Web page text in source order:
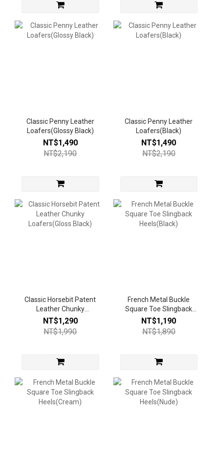
Classic Penny Leather
Loafers(Glossy Black)
NT$1,490
NT$2,190
Classic Penny Leather
Loafers(Black)
NT$1,490
NT$2,190
Classic Horsebit Patent
Leather Chunky
Loafers(Gloss Black)
NT$1,290
NT$1,990
French Metal Buckle
Square Toe Slingback
Heels(Black)
NT$1,190
NT$1,890